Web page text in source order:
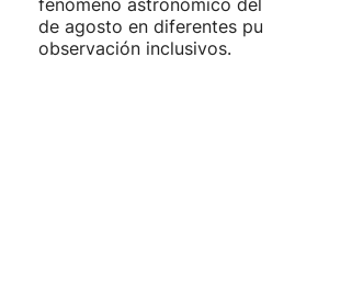
fenómeno astronómico del próximo
de agosto en diferentes puntos de
observación inclusivos.